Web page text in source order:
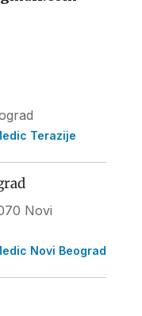
Terazije
Novi
Novi Beograd